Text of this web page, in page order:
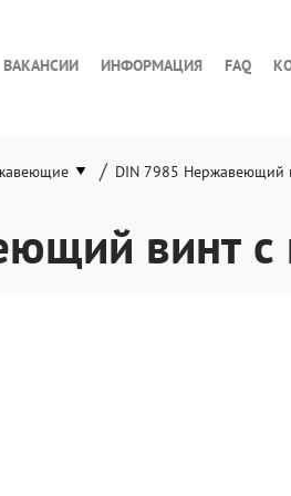
ВАКАНСИИ ИНФОРМАЦИЯ FAQ
/ DIN 7985 Нержавеющий
винт с